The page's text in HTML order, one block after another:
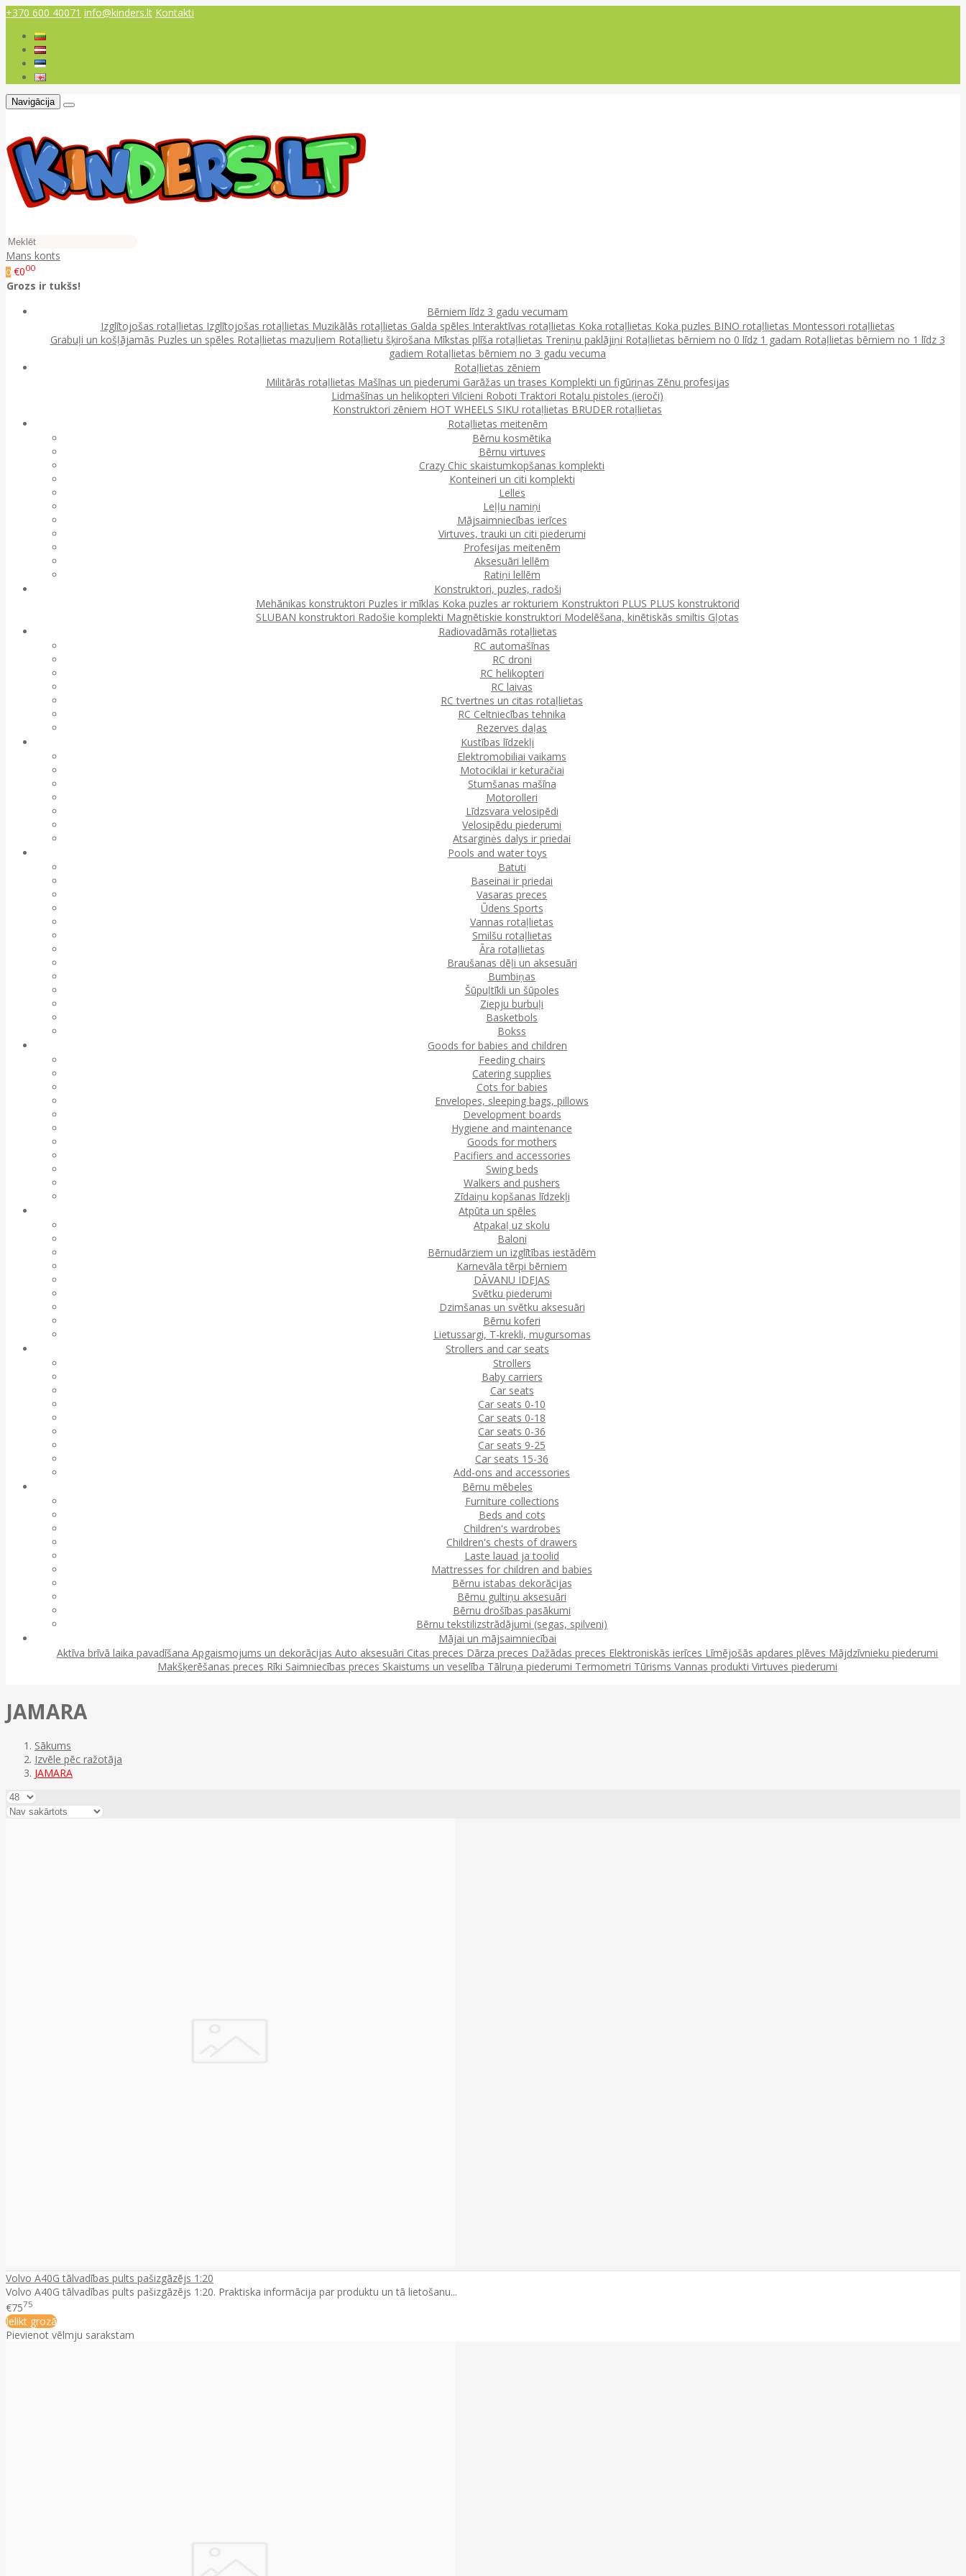
+370 600 40071 info@kinders.lt Kontakti
Navigācija
Mans konts
0 €000
Grozs ir tukšs!
Bērniem līdz 3 gadu vecumam
Izglītojošas rotaļlietas Izglītojošas rotaļlietas Muzikālās rotaļlietas Galda spēles Interaktīvas rotaļlietas Koka rotaļlietas Koka puzles BINO rotaļlietas Montessori rotaļlietas
Grabuļi un košļājamās Puzles un spēles Rotaļlietas mazuļiem Rotaļlietu šķirošana Mīkstas plīša rotaļlietas Treniņu paklājiņi Rotaļlietas bērniem no 0 līdz 1 gadam Rotaļlietas bērniem no 1 līdz 3
gadiem Rotaļlietas bērniem no 3 gadu vecuma
Rotaļlietas zēniem
Militārās rotaļlietas Mašīnas un piederumi Garāžas un trases Komplekti un figūriņas Zēnu profesijas
Lidmašīnas un helikopteri Vilcieni Roboti Traktori Rotaļu pistoles (ieroči)
Konstruktori zēniem HOT WHEELS SIKU rotaļlietas BRUDER rotaļlietas
Rotaļlietas meitenēm
Bērnu kosmētika
Bērnu virtuves
Crazy Chic skaistumkopšanas komplekti
Konteineri un citi komplekti
Lelles
Leļļu namiņi
Mājsaimniecības ierīces
Virtuves, trauki un citi piederumi
Profesijas meitenēm
Aksesuāri lellēm
Ratiņi lellēm
Konstruktori, puzles, radoši
Mehānikas konstruktori Puzles ir mīklas Koka puzles ar rokturiem Konstruktori PLUS PLUS konstruktorid
SLUBAN konstruktori Radošie komplekti Magnētiskie konstruktori Modelēšana, kinētiskās smiltis Gļotas
Radiovadāmās rotaļlietas
RC automašīnas
RC droni
RC helikopteri
RC laivas
RC tvertnes un citas rotaļlietas
RC Celtniecības tehnika
Rezerves daļas
Kustības līdzekļi
Elektromobiliai vaikams
Motociklai ir keturačiai
Stumšanas mašīna
Motorolleri
Līdzsvara velosipēdi
Velosipēdu piederumi
Atsarginės dalys ir priedai
Pools and water toys
Batuti
Baseinai ir priedai
Vasaras preces
Ūdens Sports
Vannas rotaļlietas
Smilšu rotaļlietas
Āra rotaļlietas
Braušanas dēļi un aksesuāri
Bumbiņas
Šūpuļtīkli un šūpoles
Ziepju burbuļi
Basketbols
Bokss
Goods for babies and children
Feeding chairs
Catering supplies
Cots for babies
Envelopes, sleeping bags, pillows
Development boards
Hygiene and maintenance
Goods for mothers
Pacifiers and accessories
Swing beds
Walkers and pushers
Zīdaiņu kopšanas līdzekļi
Atpūta un spēles
Atpakaļ uz skolu
Baloni
Bērnudārziem un izglītības iestādēm
Karnevāla tērpi bērniem
DĀVANU IDEJAS
Svētku piederumi
Dzimšanas un svētku aksesuāri
Bērnu koferi
Lietussargi, T-krekli, mugursomas
Strollers and car seats
Strollers
Baby carriers
Car seats
Car seats 0-10
Car seats 0-18
Car seats 0-36
Car seats 9-25
Car seats 15-36
Add-ons and accessories
Bērnu mēbeles
Furniture collections
Beds and cots
Children's wardrobes
Children's chests of drawers
Laste lauad ja toolid
Mattresses for children and babies
Bērnu istabas dekorācijas
Bērnu gultiņu aksesuāri
Bērnu drošības pasākumi
Bērnu tekstilizstrādājumi (segas, spilveni)
Mājai un mājsaimniecībai
Aktīva brīvā laika pavadīšana Apgaismojums un dekorācijas Auto aksesuāri Citas preces Dārza preces Dažādas preces Elektroniskās ierīces Līmējošās apdares plēves Mājdzīvnieku piederumi
Makšķerēšanas preces Rīki Saimniecības preces Skaistums un veselība Tālruņa piederumi Termometri Tūrisms Vannas produkti Virtuves piederumi
JAMARA
Sākums
Izvēle pēc ražotāja
JAMARA
Volvo A40G tālvadības pults pašizgāzējs 1:20
Volvo A40G tālvadības pults pašizgāzējs 1:20. Praktiska informācija par produktu un tā lietošanu...
€7575
Ielikt grozā
Pievienot vēlmju sarakstam